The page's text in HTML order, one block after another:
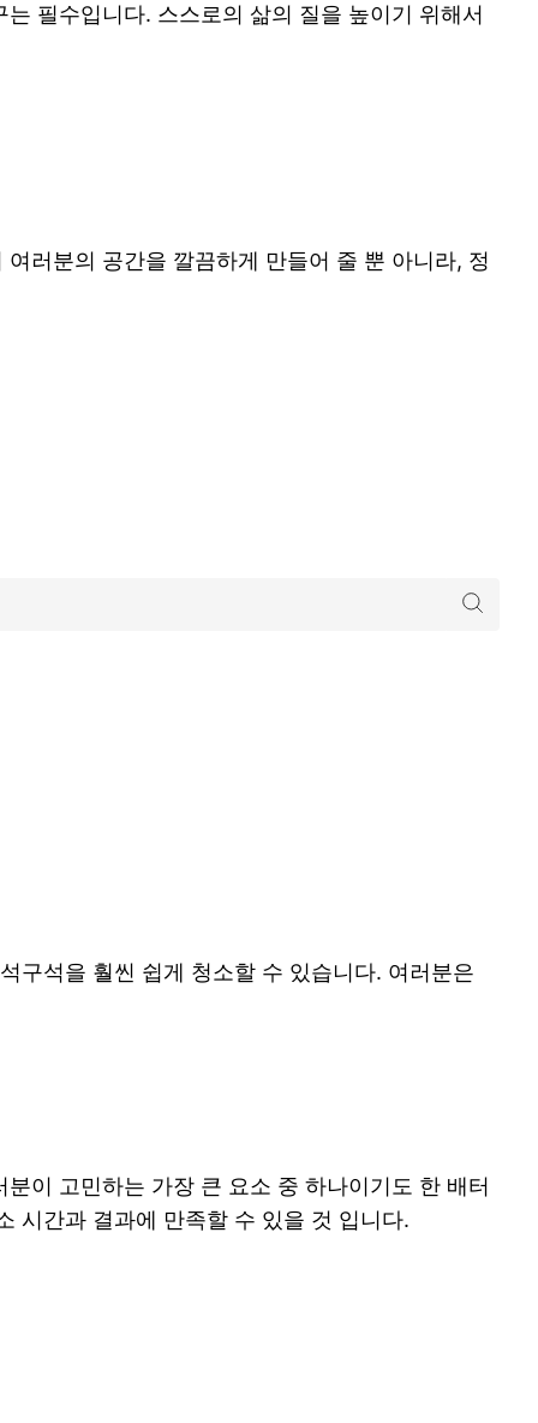
필수입니다. 스스로의 삶의 질을 높이기 위해서
러분의 공간을 깔끔하게 만들어 줄 뿐 아니라, 정
구석을 훨씬 쉽게 청소할 수 있습니다. 여러분은
이 고민하는 가장 큰 요소 중 하나이기도 한 배터
시간과 결과에 만족할 수 있을 것 입니다.